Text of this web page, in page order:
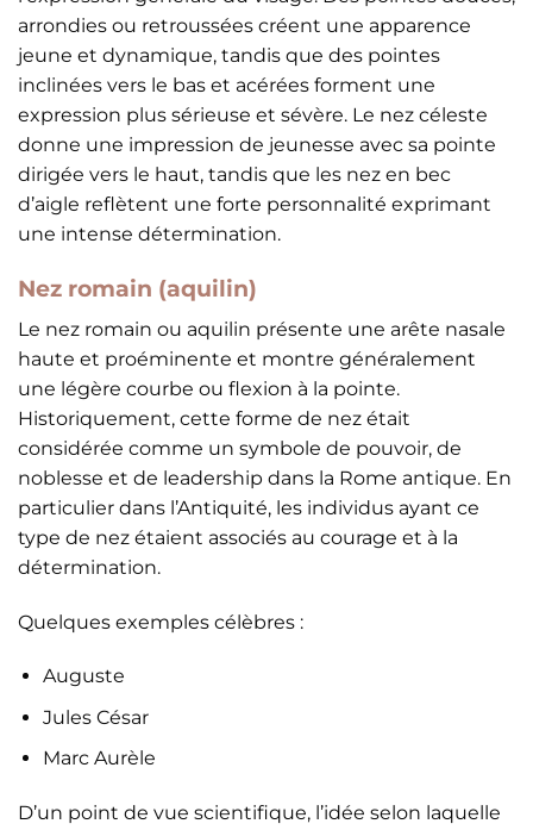
arrondies ou retroussées créent une apparence
jeune et dynamique, tandis que des pointes
inclinées vers le bas et acérées forment une
expression plus sérieuse et sévère. Le nez céleste
donne une impression de jeunesse avec sa pointe
dirigée vers le haut, tandis que les nez en bec
d’aigle reflètent une forte personnalité exprimant
une intense détermination.
Nez romain (aquilin)
Le nez romain ou aquilin présente une arête nasale
haute et proéminente et montre généralement
une légère courbe ou flexion à la pointe.
Historiquement, cette forme de nez était
considérée comme un symbole de pouvoir, de
noblesse et de leadership dans la Rome antique. En
particulier dans l’Antiquité, les individus ayant ce
type de nez étaient associés au courage et à la
détermination.
Quelques exemples célèbres :
Auguste
Jules César
Marc Aurèle
D’un point de vue scientifique, l’idée selon laquelle